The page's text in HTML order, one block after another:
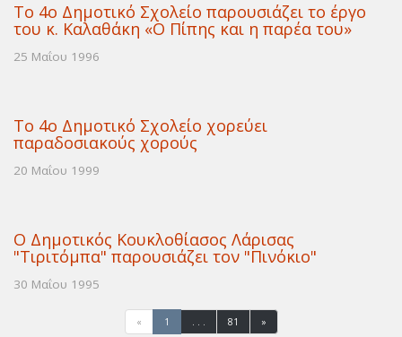
Το 4ο Δημοτικό Σχολείο παρουσιάζει το έργο
του κ. Καλαθάκη «Ο Πίπης και η παρέα του»
25 Μαΐου 1996
Το 4ο Δημοτικό Σχολείο χορεύει
παραδοσιακούς χορούς
20 Μαΐου 1999
Ο Δημοτικός Κουκλοθίασος Λάρισας
"Τιριτόμπα" παρουσιάζει τον "Πινόκιο"
30 Μαΐου 1995
« 1 . . . 81 »